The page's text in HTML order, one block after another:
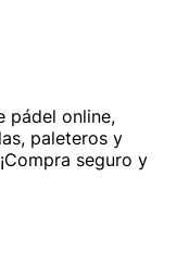
pádel online,
paleteros y
seguro y